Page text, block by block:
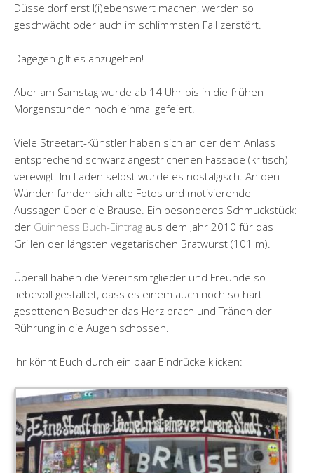
Düsseldorf erst l(i)ebenswert machen, werden so
geschwächt oder auch im schlimmsten Fall zerstört.
Dagegen gilt es anzugehen!
Aber am Samstag wurde ab 14 Uhr bis in die frühen
Morgenstunden noch einmal gefeiert!
Viele Streetart-Künstler haben sich an der dem Anlass
entsprechend schwarz angestrichenen Fassade (kritisch)
verewigt. Im Laden selbst wurde es nostalgisch. An den
Wänden fanden sich alte Fotos und motivierende
Aussagen über die Brause. Ein besonderes Schmuckstück:
der Guinness Buch-Eintrag aus dem Jahr 2010 für das
Grillen der längsten vegetarischen Bratwurst (101 m).
Überall haben die Vereinsmitglieder und Freunde so
liebevoll gestaltet, dass es einem auch noch so hart
gesottenen Besucher das Herz brach und Tränen der
Rührung in die Augen schossen.
Ihr könnt Euch durch ein paar Eindrücke klicken: